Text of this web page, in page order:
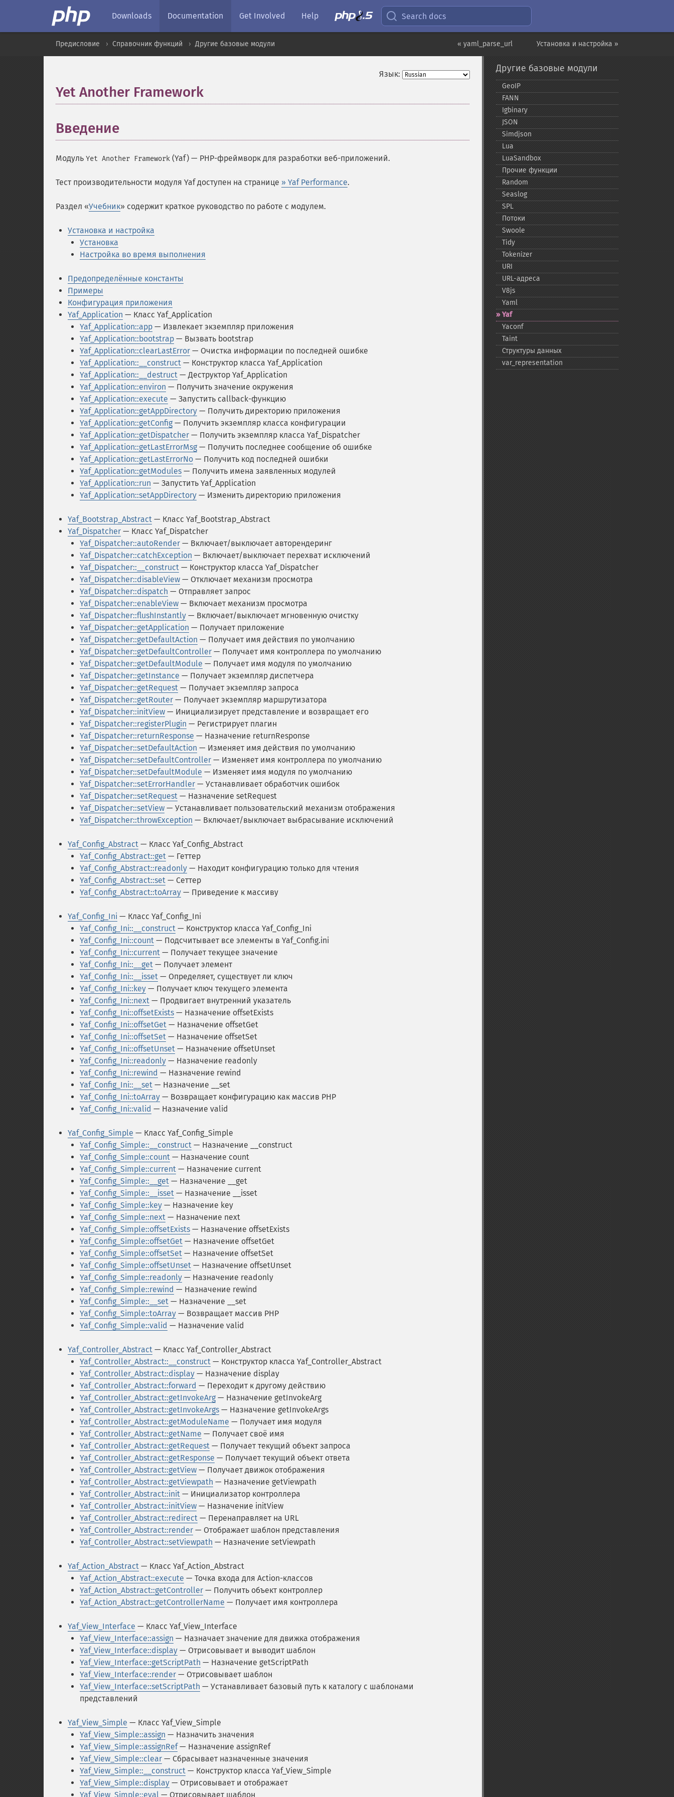
Downloads Documentation Get Involved Help Search docs
Установка и настройка »
« yaml_parse_url
Предисловие Справочник функций Другие базовые модули
Язык:
Yet Another Framework
Введение
Модуль Yet Another Framework (Yaf) — PHP-фреймворк для разработки веб-приложений.
Тест производительности модуля Yaf доступен на странице » Yaf Performance.
Раздел «Учебник» содержит краткое руководство по работе с модулем.
Установка и настройка
Установка
Настройка во время выполнения
Предопределённые константы
Примеры
Конфигурация приложения
Yaf_Application — Класс Yaf_Application
Yaf_Application::app — Извлекает экземпляр приложения
Yaf_Application::bootstrap — Вызвать bootstrap
Yaf_Application::clearLastError — Очистка информации по последней ошибке
Yaf_Application::__construct — Конструктор класса Yaf_Application
Yaf_Application::__destruct — Деструктор Yaf_Application
Yaf_Application::environ — Получить значение окружения
Yaf_Application::execute — Запустить callback-функцию
Yaf_Application::getAppDirectory — Получить директорию приложения
Yaf_Application::getConfig — Получить экземпляр класса конфигурации
Yaf_Application::getDispatcher — Получить экземпляр класса Yaf_Dispatcher
Yaf_Application::getLastErrorMsg — Получить последнее сообщение об ошибке
Yaf_Application::getLastErrorNo — Получить код последней ошибки
Yaf_Application::getModules — Получить имена заявленных модулей
Yaf_Application::run — Запустить Yaf_Application
Yaf_Application::setAppDirectory — Изменить директорию приложения
Yaf_Bootstrap_Abstract — Класс Yaf_Bootstrap_Abstract
Yaf_Dispatcher — Класс Yaf_Dispatcher
Yaf_Dispatcher::autoRender — Включает/выключает авторендеринг
Yaf_Dispatcher::catchException — Включает/выключает перехват исключений
Yaf_Dispatcher::__construct — Конструктор класса Yaf_Dispatcher
Yaf_Dispatcher::disableView — Отключает механизм просмотра
Yaf_Dispatcher::dispatch — Отправляет запрос
Yaf_Dispatcher::enableView — Включает механизм просмотра
Yaf_Dispatcher::flushInstantly — Включает/выключает мгновенную очистку
Yaf_Dispatcher::getApplication — Получает приложение
Yaf_Dispatcher::getDefaultAction — Получает имя действия по умолчанию
Yaf_Dispatcher::getDefaultController — Получает имя контроллера по умолчанию
Yaf_Dispatcher::getDefaultModule — Получает имя модуля по умолчанию
Yaf_Dispatcher::getInstance — Получает экземпляр диспетчера
Yaf_Dispatcher::getRequest — Получает экземпляр запроса
Yaf_Dispatcher::getRouter — Получает экземпляр маршрутизатора
Yaf_Dispatcher::initView — Инициализирует представление и возвращает его
Yaf_Dispatcher::registerPlugin — Регистрирует плагин
Yaf_Dispatcher::returnResponse — Назначение returnResponse
Yaf_Dispatcher::setDefaultAction — Изменяет имя действия по умолчанию
Yaf_Dispatcher::setDefaultController — Изменяет имя контроллера по умолчанию
Yaf_Dispatcher::setDefaultModule — Изменяет имя модуля по умолчанию
Yaf_Dispatcher::setErrorHandler — Устанавливает обработчик ошибок
Yaf_Dispatcher::setRequest — Назначение setRequest
Yaf_Dispatcher::setView — Устанавливает пользовательский механизм отображения
Yaf_Dispatcher::throwException — Включает/выключает выбрасывание исключений
Yaf_Config_Abstract — Класс Yaf_Config_Abstract
Yaf_Config_Abstract::get — Геттер
Yaf_Config_Abstract::readonly — Находит конфигурацию только для чтения
Yaf_Config_Abstract::set — Сеттер
Yaf_Config_Abstract::toArray — Приведение к массиву
Yaf_Config_Ini — Класс Yaf_Config_Ini
Yaf_Config_Ini::__construct — Конструктор класса Yaf_Config_Ini
Yaf_Config_Ini::count — Подсчитывает все элементы в Yaf_Config.ini
Yaf_Config_Ini::current — Получает текущее значение
Yaf_Config_Ini::__get — Получает элемент
Yaf_Config_Ini::__isset — Определяет, существует ли ключ
Yaf_Config_Ini::key — Получает ключ текущего элемента
Yaf_Config_Ini::next — Продвигает внутренний указатель
Yaf_Config_Ini::offsetExists — Назначение offsetExists
Yaf_Config_Ini::offsetGet — Назначение offsetGet
Yaf_Config_Ini::offsetSet — Назначение offsetSet
Yaf_Config_Ini::offsetUnset — Назначение offsetUnset
Yaf_Config_Ini::readonly — Назначение readonly
Yaf_Config_Ini::rewind — Назначение rewind
Yaf_Config_Ini::__set — Назначение __set
Yaf_Config_Ini::toArray — Возвращает конфигурацию как массив PHP
Yaf_Config_Ini::valid — Назначение valid
Yaf_Config_Simple — Класс Yaf_Config_Simple
Yaf_Config_Simple::__construct — Назначение __construct
Yaf_Config_Simple::count — Назначение count
Yaf_Config_Simple::current — Назначение current
Yaf_Config_Simple::__get — Назначение __get
Yaf_Config_Simple::__isset — Назначение __isset
Yaf_Config_Simple::key — Назначение key
Yaf_Config_Simple::next — Назначение next
Yaf_Config_Simple::offsetExists — Назначение offsetExists
Yaf_Config_Simple::offsetGet — Назначение offsetGet
Yaf_Config_Simple::offsetSet — Назначение offsetSet
Yaf_Config_Simple::offsetUnset — Назначение offsetUnset
Yaf_Config_Simple::readonly — Назначение readonly
Yaf_Config_Simple::rewind — Назначение rewind
Yaf_Config_Simple::__set — Назначение __set
Yaf_Config_Simple::toArray — Возвращает массив PHP
Yaf_Config_Simple::valid — Назначение valid
Yaf_Controller_Abstract — Класс Yaf_Controller_Abstract
Yaf_Controller_Abstract::__construct — Конструктор класса Yaf_Controller_Abstract
Yaf_Controller_Abstract::display — Назначение display
Yaf_Controller_Abstract::forward — Переходит к другому действию
Yaf_Controller_Abstract::getInvokeArg — Назначение getInvokeArg
Yaf_Controller_Abstract::getInvokeArgs — Назначение getInvokeArgs
Yaf_Controller_Abstract::getModuleName — Получает имя модуля
Yaf_Controller_Abstract::getName — Получает своё имя
Yaf_Controller_Abstract::getRequest — Получает текущий объект запроса
Yaf_Controller_Abstract::getResponse — Получает текущий объект ответа
Yaf_Controller_Abstract::getView — Получает движок отображения
Yaf_Controller_Abstract::getViewpath — Назначение getViewpath
Yaf_Controller_Abstract::init — Инициализатор контроллера
Yaf_Controller_Abstract::initView — Назначение initView
Yaf_Controller_Abstract::redirect — Перенаправляет на URL
Yaf_Controller_Abstract::render — Отображает шаблон представления
Yaf_Controller_Abstract::setViewpath — Назначение setViewpath
Yaf_Action_Abstract — Класс Yaf_Action_Abstract
Yaf_Action_Abstract::execute — Точка входа для Action-классов
Yaf_Action_Abstract::getController — Получить объект контроллер
Yaf_Action_Abstract::getControllerName — Получает имя контроллера
Yaf_View_Interface — Класс Yaf_View_Interface
Yaf_View_Interface::assign — Назначает значение для движка отображения
Yaf_View_Interface::display — Отрисовывает и выводит шаблон
Yaf_View_Interface::getScriptPath — Назначение getScriptPath
Yaf_View_Interface::render — Отрисовывает шаблон
Yaf_View_Interface::setScriptPath — Устанавливает базовый путь к каталогу с шаблонами
представлений
Yaf_View_Simple — Класс Yaf_View_Simple
Yaf_View_Simple::assign — Назначить значения
Yaf_View_Simple::assignRef— Назначение assignRef
Yaf_View_Simple::clear — Сбрасывает назначенные значения
Yaf_View_Simple::__construct — Конструктор класса Yaf_View_Simple
Yaf_View_Simple::display — Отрисовывает и отображает
Yaf_View_Simple::eval — Отрисовывает шаблон
Другие базовые модули
GeoIP
FANN
Igbinary
JSON
Simdjson
Lua
LuaSandbox
Прочие функции
Random
Seaslog
SPL
Потоки
Swoole
Tidy
Tokenizer
URI
URL-​адреса
V8js
Yaml
Yaf
Yaconf
Taint
Структуры данных
var_​representation